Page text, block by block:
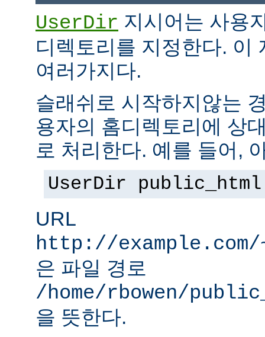
UserDir 지시어는 사용
디렉토리를 지정한다. 이
여러가지다.
슬래쉬로 시작하지않는
용자의 홈디렉토리에 상
로 처리한다. 예를 들어,
UserDir public_html
URL
http://
은 파일 경로
/home/rbowen/
을 뜻한다.